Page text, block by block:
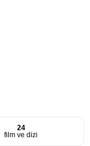
24
film ve dizi